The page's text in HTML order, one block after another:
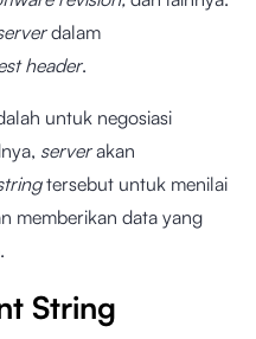
dalam
header.
untuk negosiasi
serverakan
tersebut untuk menilai
memberikan data yang
String